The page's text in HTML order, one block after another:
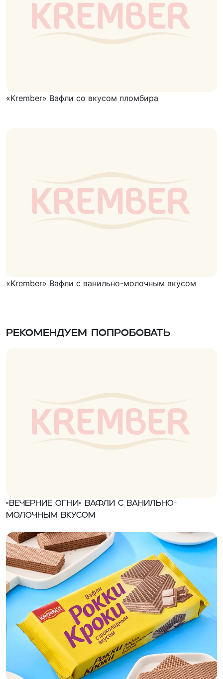
«Krember» Вафли со вкусом пломбира
«Krember» Вафли с ванильно-молочным вкусом
Рекомендуем попробовать
«Вечерние огни» Вафли с ванильно-
молочным вкусом